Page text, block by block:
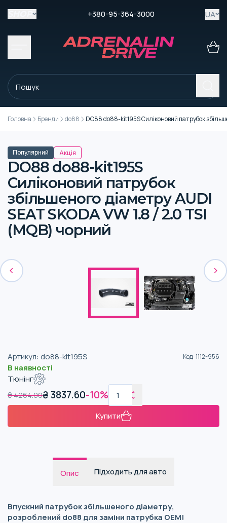
+380-95-364-3000 UA
Головна Бренди do88 DO88 do88-kit195S Силіконовий патрубок
Популярний Акція
DO88 do88-kit195S
Силіконовий патрубок
збільшеного діаметру AUDI
SEAT SKODA VW 1.8 / 2.0 TSI
(MQB) чорний
Артикул: do88-kit195S Код:1112-956
В наявності
Тюнінг
₴4264.00₴3837.60-10%
Купити
Опис Підходить для авто
Впускний патрубок збільшеного діаметру,
розроблений do88 для заміни патрубка OEM!